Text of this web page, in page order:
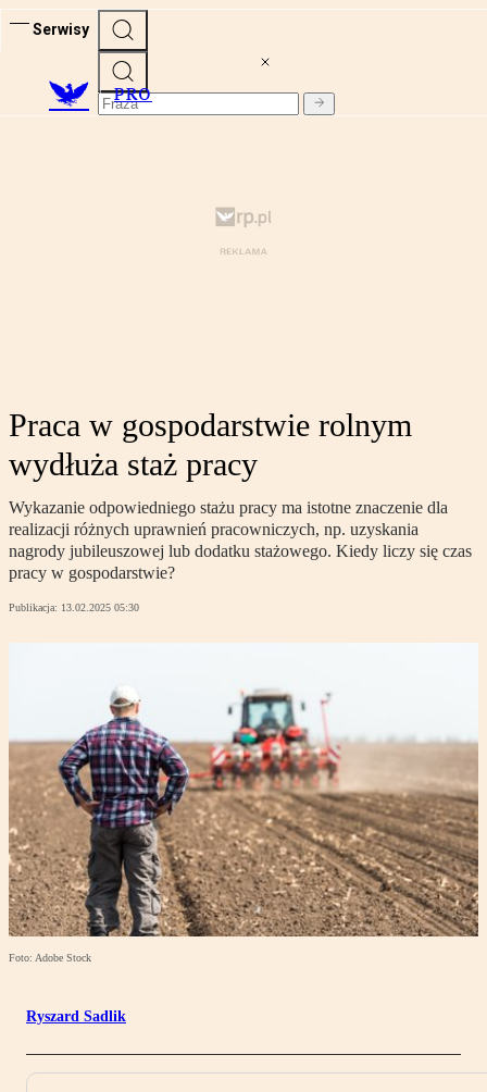
Serwisy
PRO
Praca w gospodarstwie rolnym
wydłuża staż pracy
Wykazanie odpowiedniego stażu pracy ma istotne znaczenie dla
realizacji różnych uprawnień pracowniczych, np. uzyskania
nagrody jubileuszowej lub dodatku stażowego. Kiedy liczy się czas
pracy w gospodarstwie?
Publikacja: 13.02.2025 05:30
Foto: Adobe Stock
Ryszard Sadlik